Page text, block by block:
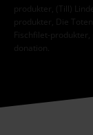
produkter, (Till)
produkter, Die
Fischfilet-
donation.